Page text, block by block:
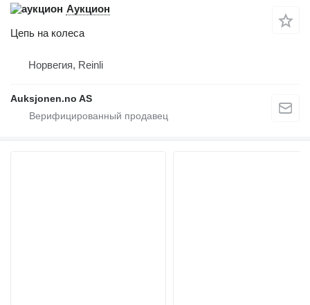
Аукцион
Цепь на колеса
Норвегия, Reinli
Auksjonen.no AS